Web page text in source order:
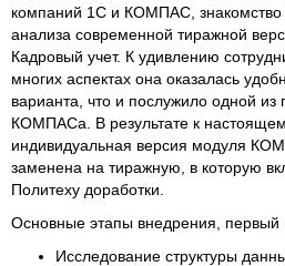
компаний 1С и КОМПАС, знакомство
анализа современной тиражной
Кадровый учет. К удивлению
многих аспектах она оказалась
варианта, что и послужило одной из
КОМПАСа. В результате к
индивидуальная версия модуля
заменена на тиражную, в которую
Политеху доработки.
Основные этапы внедрения, первый
Исследование структуры